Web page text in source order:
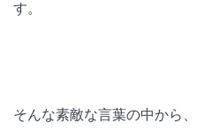
す。
そんな素敵な言葉の中から、